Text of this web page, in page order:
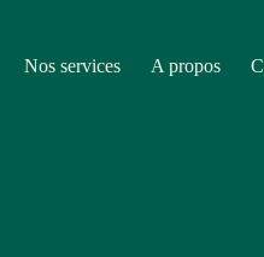
Nos services A propos